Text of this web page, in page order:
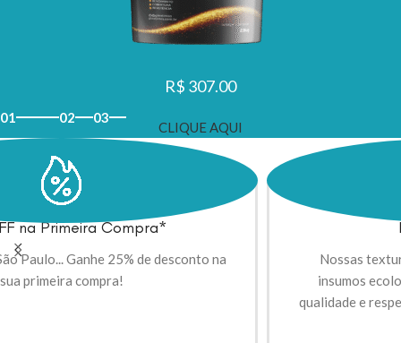
R$ 307.00
CLIQUE AQUI
01 02 03
Frete Grátis*
Aproveite frete grátis em compras acima de R$ 300,00
na Grande São Paulo! Para outras regiões, entre em